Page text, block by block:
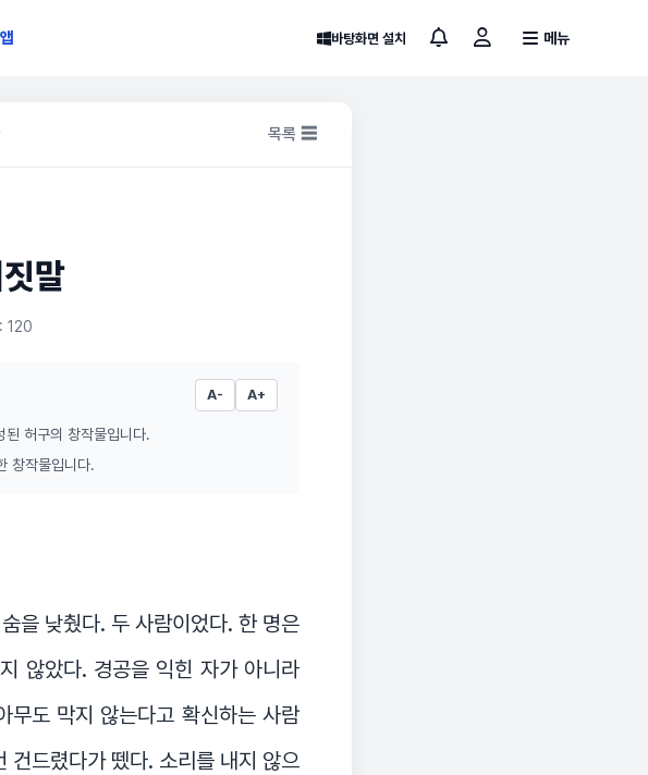
앱 바탕화면 설치 메뉴
목록 ☰
말
120
A- A+
허구의 창작물입니다.
창작물입니다.
을 낮췄다. 두 사람이었다. 한 명은
않았다. 경공을 익힌 자가 아니라
무도 막지 않는다고 확신하는 사람
건드렸다가 뗐다. 소리를 내지 않으